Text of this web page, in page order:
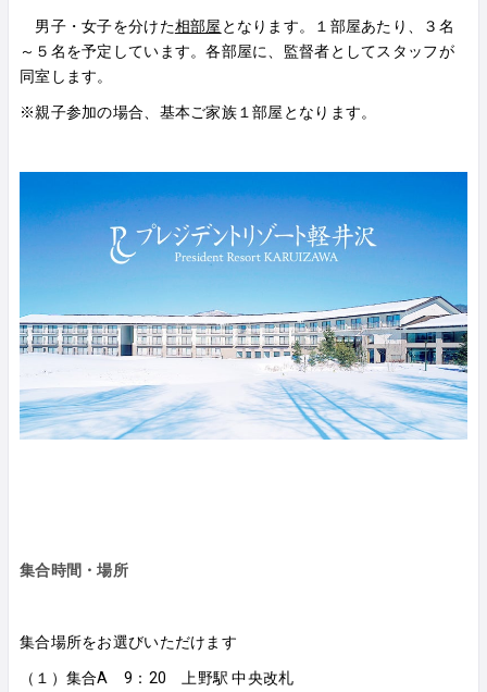
男子・女子を分けた相部屋 となります。１部屋あたり、３名
～５名を予定しています。各部屋に、監督者としてスタッフが
同室します。
※親子参加の場合、基本ご家族１部屋となります。
集合時間・場所
集合場所をお選びいただけます
（１）集合A 9：20 上野駅 中央改札